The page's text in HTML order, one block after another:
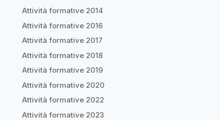
Attività formative 2014
Attività formative 2016
Attività formative 2017
Attività formative 2018
Attività formative 2019
Attività formative 2020
Attività formative 2022
Attività formative 2023